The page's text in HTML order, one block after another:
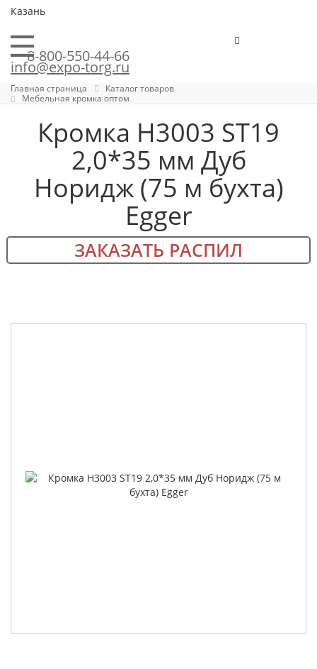
Казань
8-800-550-44-66
info@expo-torg.ru
Главная страница
Каталог товаров
Мебельная кромка оптом
Кромка H3003 ST19
2,0*35 мм Дуб
Норидж (75 м бухта)
Egger
ЗАКАЗАТЬ РАСПИЛ